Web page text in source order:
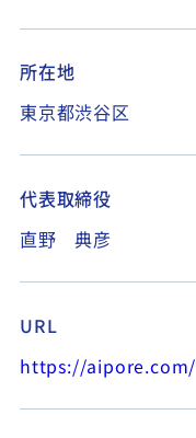
所在地
東京都渋谷区
代表取締役
直野 典彦
URL
https://aipore.com/